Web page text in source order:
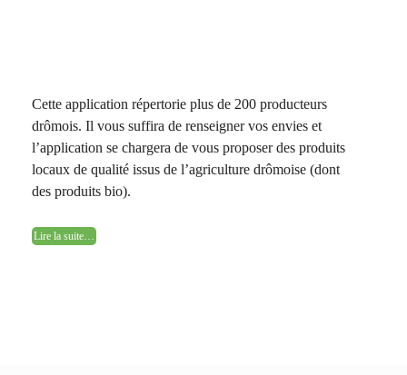
Cette application répertorie plus de 200 producteurs
drômois. Il vous suffira de renseigner vos envies et
l’application se chargera de vous proposer des produits
locaux de qualité issus de l’agriculture drômoise (dont
des produits bio).
Lire la suite…